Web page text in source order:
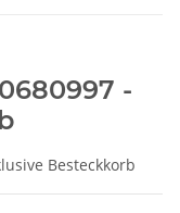
-
Besteckkorb